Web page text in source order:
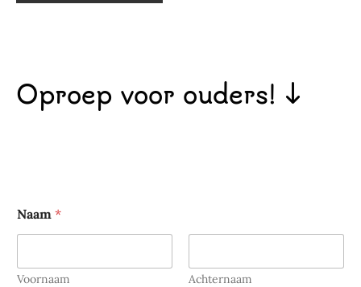
Oproep voor ouders! ↓
f
V
a
a
Naam *
Voornaam Achternaam